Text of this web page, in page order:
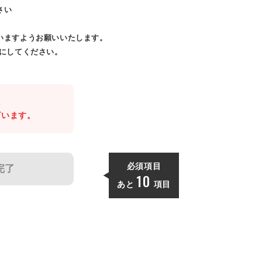
い
すようお願いいたします。
してください。
ます。
了 必須項目
あと 10 項目